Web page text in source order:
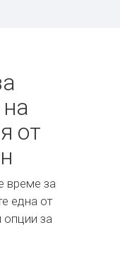
от
време за
една от
опции за